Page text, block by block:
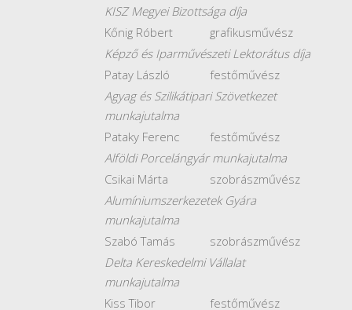
KISZ Megyei Bizottsága díja
Kőnig Róbert
grafikusművész
Képző és Iparművészeti Lektorátus díja
Patay László
festőművész
Agyag és Szilikátipari Szövetkezet
munkajutalma
Pataky Ferenc
festőművész
Alföldi Porcelángyár munkajutalma
Csikai Márta
szobrászművész
Alumíniumszerkezetek Gyára
munkajutalma
Szabó Tamás
szobrászművész
Delta Kereskedelmi Vállalat
munkajutalma
Kiss Tibor
festőművész